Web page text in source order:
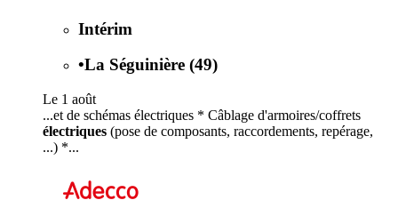
Intérim
•La Séguinière (49)
Le 1 août
...et de schémas électriques * Câblage d'armoires/coffrets
électriques (pose de composants, raccordements, repérage,
...) *...